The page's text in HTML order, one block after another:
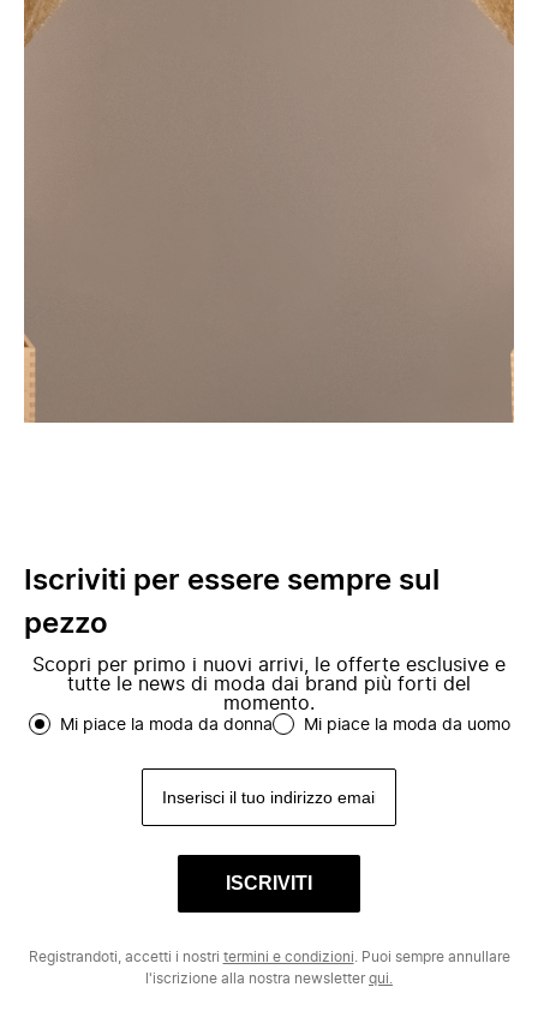
Iscriviti per essere sempre sul
pezzo
Scopri per primo i nuovi arrivi, le offerte esclusive e
tutte le news di moda dai brand più forti del
momento.
Mi piace la moda da donna Mi piace la moda da uomo
ISCRIVITI
Registrandoti, accetti i nostri termini e condizioni . Puoi sempre annullare
l'iscrizione alla nostra newsletterqui.